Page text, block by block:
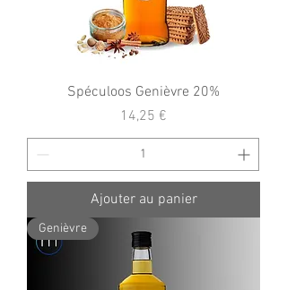
Spéculoos Genièvre 20%
Prix
14,25 €
Ajouter au panier
Genièvre